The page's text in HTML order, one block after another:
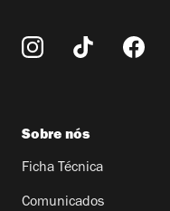
Sobre nós
Ficha Técnica
Comunicados